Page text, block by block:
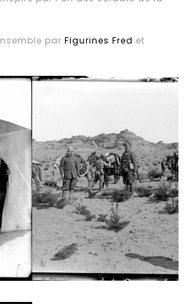
par Figurines Fred et